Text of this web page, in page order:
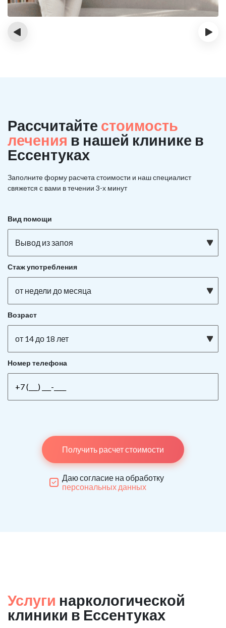
‹ ›
Рассчитайте стоимость
лечения в нашей клинике в
Ессентуках
Заполните форму расчета стоимости и нашспециалист
свяжется с вами в течении 3-х минут
Вид помощи
Вывод из запоя
Стаж употребления
от недели до месяца
Возраст
от 14 до 18 лет
Номер телефона
Получить расчет стоимости
Даю согласие на обработку
персональных данных
Услуги наркологической
клиники в Ессентуках